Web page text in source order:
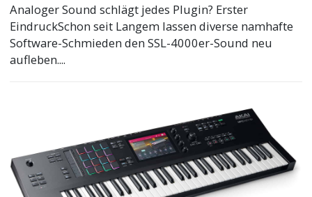
Analoger Sound schlägt jedes Plugin? Erster
EindruckSchon seit Langem lassen diverse namhafte
Software-Schmieden den SSL-4000er-Sound neu
aufleben....